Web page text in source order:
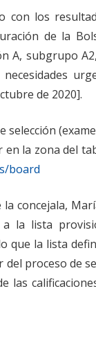
los
de la
A, subgrupo
de 2020].
la zona del
board
concejala,
la lista
que la lista
proceso de
las